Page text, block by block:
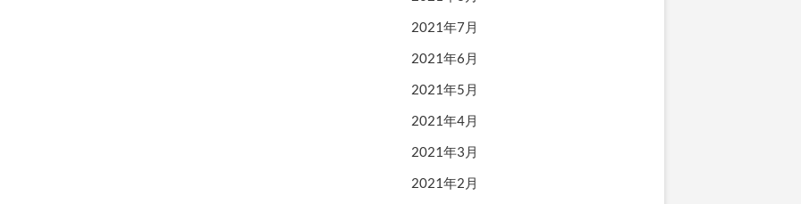
2021年7月
2021年6月
2021年5月
2021年4月
2021年3月
2021年2月